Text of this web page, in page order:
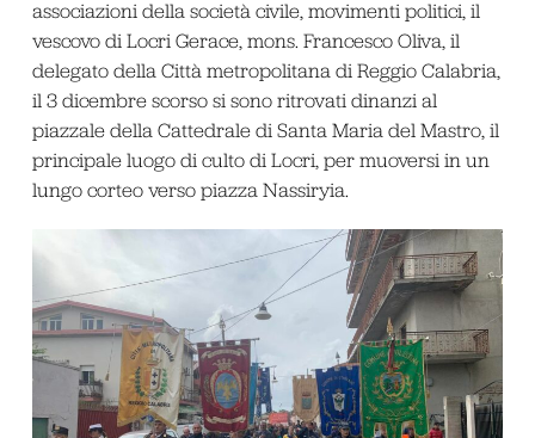
associazioni della società civile, movimenti politici, il
vescovo di Locri Gerace, mons. Francesco Oliva, il
delegato della Città metropolitana di Reggio Calabria,
il 3 dicembre scorso si sono ritrovati dinanzi al
piazzale della Cattedrale di Santa Maria del Mastro, il
principale luogo di culto di Locri, per muoversi in un
lungo corteo verso piazza Nassiryia.